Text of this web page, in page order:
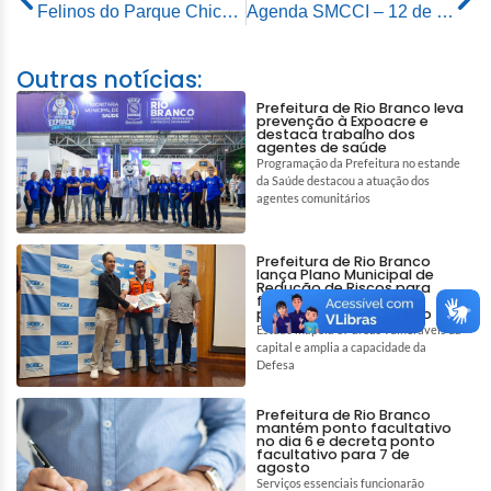
Felinos do Parque Chico Mendes recebem enriquecimento ambiental
Agenda SMCCI – 12 de janeiro de 2024
Outras notícias:
Prefeitura de Rio Branco leva
prevenção à Expoacre e
destaca trabalho dos
agentes de saúde
Programação da Prefeitura no estande
da Saúde destacou a atuação dos
agentes comunitários
Prefeitura de Rio Branco
lança Plano Municipal de
Redução de Riscos para
fortalecer prevenção e
proteção da população
Estudo mapeia 87 áreas vulneráveis da
capital e amplia a capacidade da
Defesa
Prefeitura de Rio Branco
mantém ponto facultativo
no dia 6 e decreta ponto
facultativo para 7 de
agosto
Serviços essenciais funcionarão